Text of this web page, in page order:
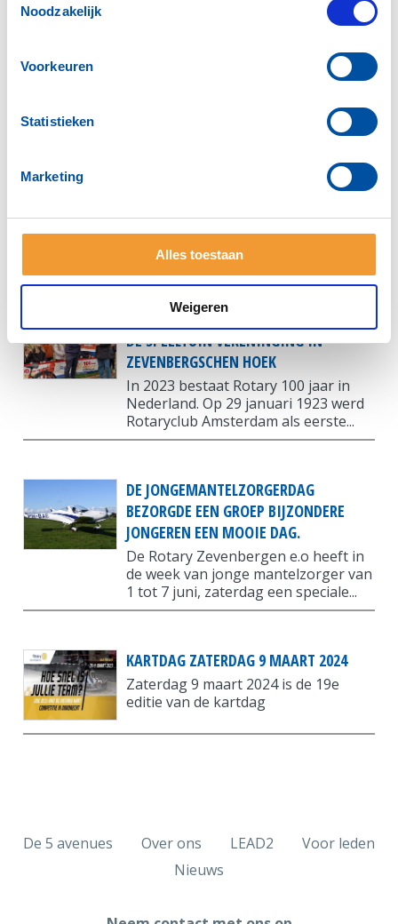
Noodzakelijk
Voorkeuren
Statistieken
Marketing
Alles toestaan
Weigeren
HUIZEN GEBOUWD IN DE FILIPIJNEN
Zevenbergen is in januari voor de
KERSTACTIE BEZORGT 45 GEZINNEN
Rotary Zevenbergen en JCI Volcke
Rack (Junior Kamer) hebben dit jaar
een kerstactie opgezet. Dit jaar...
100 JAAR ROTARY EN 2570 EURO VOOR
DE SPEELTUIN VERENINGING IN
ZEVENBERGSCHEN HOEK
In 2023 bestaat Rotary 100 jaar in
Nederland. Op 29 januari 1923 werd
Rotaryclub Amsterdam als eerste...
DE JONGEMANTELZORGERDAG
BEZORGDE EEN GROEP BIJZONDERE
JONGEREN EEN MOOIE DAG.
De Rotary Zevenbergen e.o heeft in
de week van jonge mantelzorger van
1 tot 7 juni, zaterdag een speciale...
KARTDAG ZATERDAG 9 MAART 2024
Zaterdag 9 maart 2024 is de 19e
editie van de kartdag
De 5 avenues Over ons LEAD2
Voor leden
Nieuws